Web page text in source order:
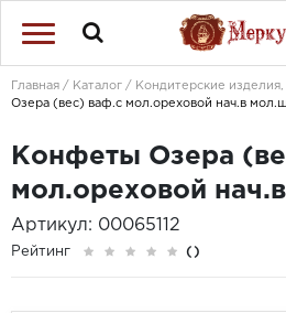
Главная Каталог Кондитерские изделия,
Озера (вес) ваф.с мол.ореховой нач.в
Конфеты Озера
мол.ореховой
Артикул: 00065112
Рейтинг ()